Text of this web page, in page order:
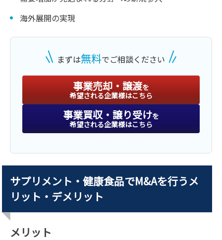
海外展開の実現
まずは無料でご相談ください
事業売却・譲渡を
希望される企業様はこちら
事業買収・譲り受けを
希望される企業様はこちら
サプリメント・健康食品でM&Aを行うメ
リット・デメリット
メリット